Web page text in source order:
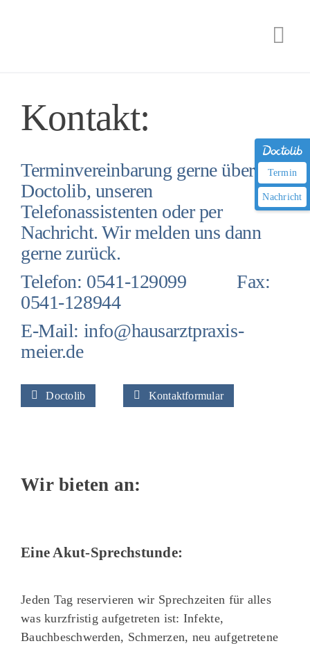
Termin
Nachricht
Kontakt:
Terminvereinbarung gerne über
Doctolib, unseren
Telefonassistenten oder per
Nachricht. Wir melden uns dann
gerne zurück.
Telefon: 0541-129099 Fax:
0541-128944
E-Mail: info@hausarztpraxis-
meier.de
Doctolib Kontaktformular
Wir bieten an:
Eine Akut-Sprechstunde:
Jeden Tag reservieren wir Sprechzeiten für alles
was kurzfristig aufgetreten ist: Infekte,
Bauchbeschwerden, Schmerzen, neu aufgetretene